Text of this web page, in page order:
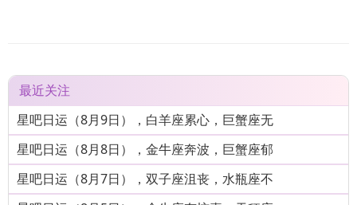
最近关注
星吧日运（8月9日），白羊座累心，巨蟹座无
星吧日运（8月8日），金牛座奔波，巨蟹座郁
星吧日运（8月7日），双子座沮丧，水瓶座不